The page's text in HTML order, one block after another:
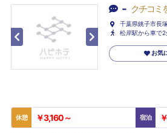
- クチコミ
千葉県銚子市長
松岸駅から車で2
お気
休憩 ￥3,160～ 宿泊